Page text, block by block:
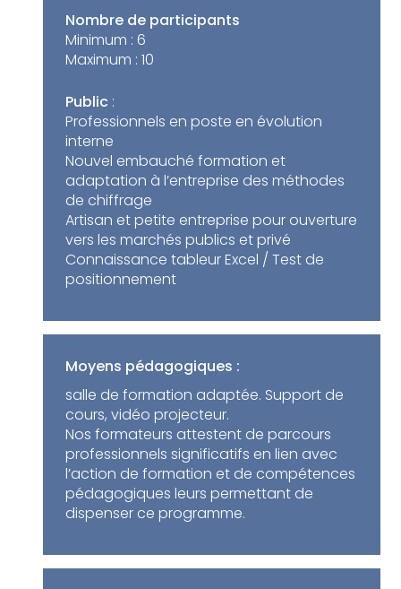
Nombre de participants
Minimum : 6
Maximum : 10
Public :
Professionnels en poste en évolution
interne
Nouvel embauché formation et
adaptation à l’entreprise des méthodes
de chiffrage
Artisan et petite entreprise pour ouverture
vers les marchés publics et privé
Connaissance tableur Excel / Test de
positionnement
Moyens pédagogiques :
salle de formation adaptée. Support de
cours, vidéo projecteur.
Nos formateurs attestent de parcours
professionnels significatifs en lien avec
l’action de formation et de compétences
pédagogiques leurs permettant de
dispenser ce programme.